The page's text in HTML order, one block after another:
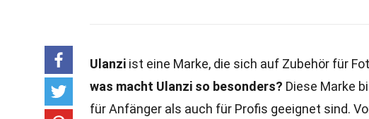
Ulanzi ist eine Marke, die sich auf Zubehör für
was macht Ulanzi so besonders? Diese Marke
für Anfänger als auch für Profis geeignet sind.